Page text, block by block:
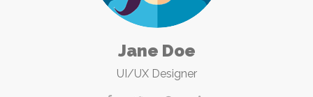
Jane Doe
UI/UX Designer